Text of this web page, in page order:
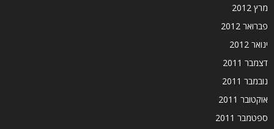
מרץ 2012
פברואר 2012
ינואר 2012
דצמבר 2011
נובמבר 2011
אוקטובר 2011
ספטמבר 2011